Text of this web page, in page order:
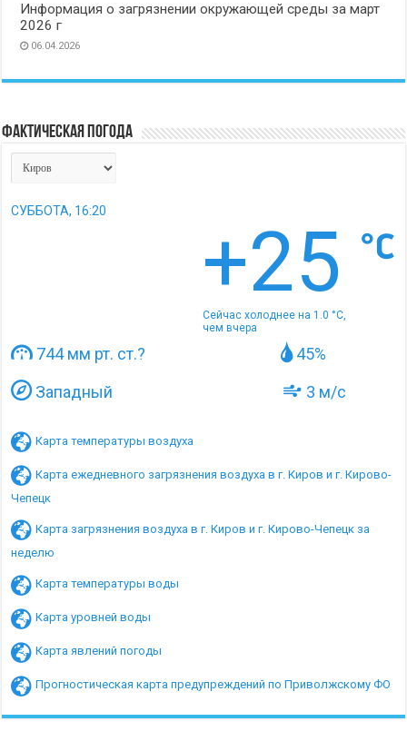
Информация о загрязнении окружающей среды за март
2026 г
06.04.2026
Фактическая погода
СУББОТА, 16:20
+25
Сейчас холоднее на 1.0 °C,
чем вчера
744 мм рт. ст.?
45%
Западный
3 м/с
Карта температуры воздуха
Карта ежедневного загрязнения воздуха в г. Киров и г. Кирово-
Чепецк
Карта загрязнения воздуха в г. Киров и г. Кирово-Чепецк за
неделю
Карта температуры воды
Карта уровней воды
Карта явлений погоды
Прогностическая карта предупреждений по Приволжскому ФО